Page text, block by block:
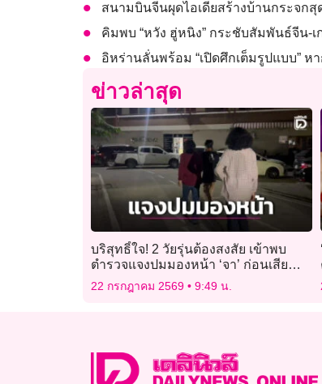
สนามบินจีนผุดไอเดียสร้างบ้านกระจก
คิมพบ “หวัง ฮู่หนิง” กระชับสัมพันธ์จีน-เ
อิหร่านลั่นพร้อม “เปิดศึกเต็มรูปแบบ” ห
ข่าวล่าสุด
บริสุทธิ์ใจ! 2 วัยรุ่นต้องสงสัย เข้าพบ
ตำรวจแจงปมมองหน้า ‘จา’ ก่อนเสีย
ชีวิต
22 กรกฎาคม 2569 9:49 น.